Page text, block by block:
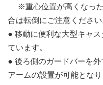
※重心位置が高くなった
合は転倒にご注意ください
● 移動に便利な大型キャ
ています。
● 後ろ側のガードバーを
アームの設置が可能となり